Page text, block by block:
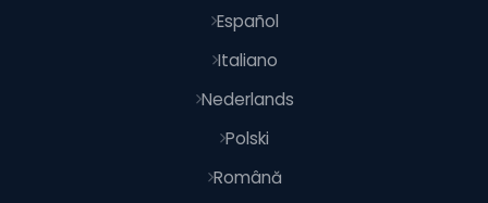
Español
Italiano
Nederlands
Polski
Română